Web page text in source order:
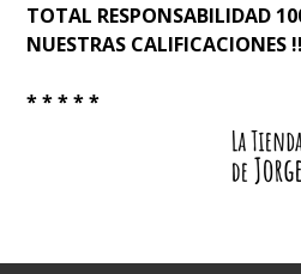
TOTAL RESPONSABILIDAD
NUESTRAS CALIFICACIONES
* * * * *